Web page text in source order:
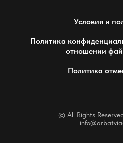
Условия и
Политика
отношении
Политика
© All Rights